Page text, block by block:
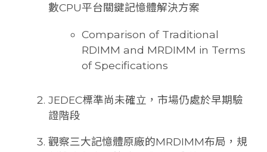
數CPU平台關鍵記憶體解決方案
Comparison of Traditional
RDIMM and MRDIMM in Terms
of Specifications
JEDEC標準尚未確立，市場仍處於早期驗
證階段
觀察三大記憶體原廠的MRDIMM布局，規